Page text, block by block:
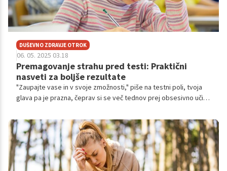
DUŠEVNO ZDRAVJE OTROK
06. 05. 2025 03.18
Premagovanje strahu pred testi: Praktični
nasveti za boljše rezultate
"Zaupajte vase in v svoje zmožnosti," piše na testni poli, tvoja
glava pa je prazna, čeprav si se več tednov prej obsesivno učil?
dlani in, najhuje, popolnoma prazno glavo, potem si že občutil
testno anksioznost; občutek tesnobe, nedefiniranega strahu, ki
te preplavi v testni ali izpitni situaciji. Gre za normalen odziv
tvojih možganov - in da se ga premagati.